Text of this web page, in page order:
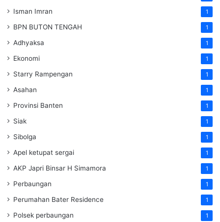
Isman Imran 1
BPN BUTON TENGAH 1
Adhyaksa 1
Ekonomi 1
Starry Rampengan 1
Asahan 1
Provinsi Banten 1
Siak 1
Sibolga 1
Apel ketupat sergai 1
AKP Japri Binsar H Simamora 1
Perbaungan 1
Perumahan Bater Residence 1
Polsek perbaungan 1